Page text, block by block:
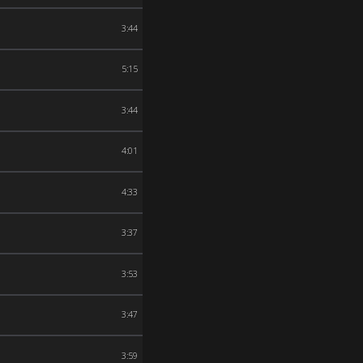
3:44
5:15
3:44
4:01
4:33
3:37
3:53
3:47
3:59